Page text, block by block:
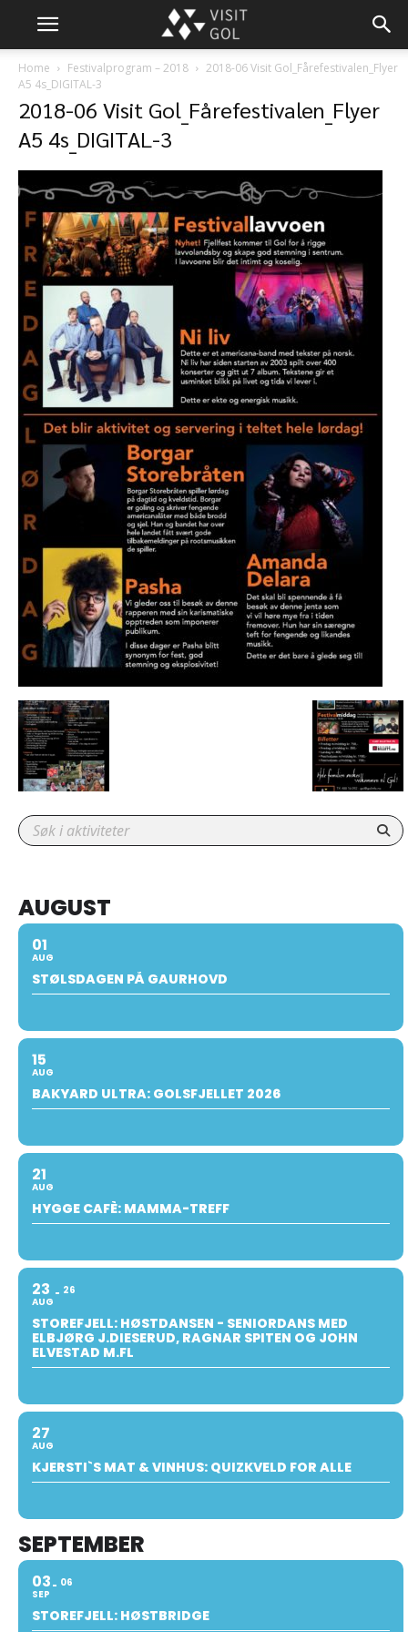
Home Festivalprogram – 2018
2018-06 Visit Gol_Fårefestivalen_Flyer
A5 4s_DIGITAL-3
2018-06 Visit Gol_Fårefestivalen_Flyer
A5 4s_DIGITAL-3
AUGUST
01
AUG
STØLSDAGEN PÅ GAURHOVD
15
AUG
BAKYARD ULTRA: GOLSFJELLET 2026
21
AUG
HYGGE CAFÈ: MAMMA-TREFF
23
AUG
26
STOREFJELL: HØSTDANSEN - SENIORDANS MED
ELBJØRG J.DIESERUD, RAGNAR SPITEN OG JOHN
ELVESTAD M.FL
27
AUG
KJERSTI`S MAT & VINHUS: QUIZKVELD FOR ALLE
SEPTEMBER
03
SEP
06
STOREFJELL: HØSTBRIDGE